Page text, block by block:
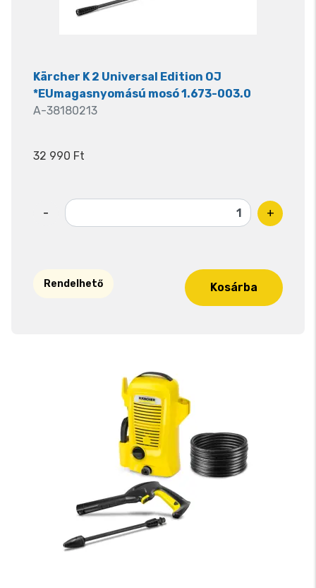
Kärcher K 2 Universal Edition OJ
*EUmagasnyomású mosó 1.673-003.0
A-38180213
32 990 Ft
- +
Rendelhető Kosárba